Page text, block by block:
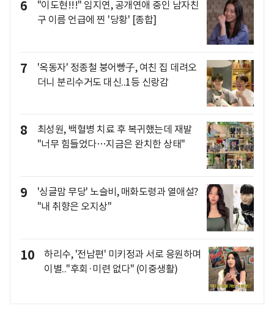
6
"이도현!!!" 임지연, 공개연애 중인 남자친
구 이름 언급에 찐 '당황' [종합]
7
'옥동자' 정종철 붕어빵子, 여친 집 데려오
더니 분리수거도 대신..1등 신랑감
8
최성원, 백혈병 치료 후 복귀했는데 재발
"너무 힘들었다…지금은 완치한 상태"
9
'싱글맘 무당' 노슬비, 매화도령과 열애설?
"내 취향은 오지상"
10
하리수, '전남편' 미키정과 서로 응원하며
이별.."후회·미련 없다" (이중생활)